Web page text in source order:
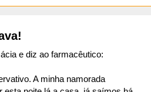
e diz ao farmacêutico:
A minha namorada